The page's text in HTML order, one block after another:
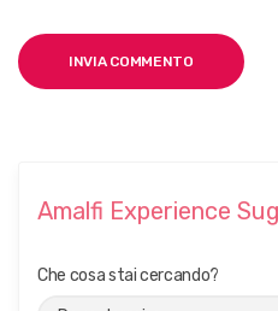
Amalfi Experience
Che cosa stai cercando?